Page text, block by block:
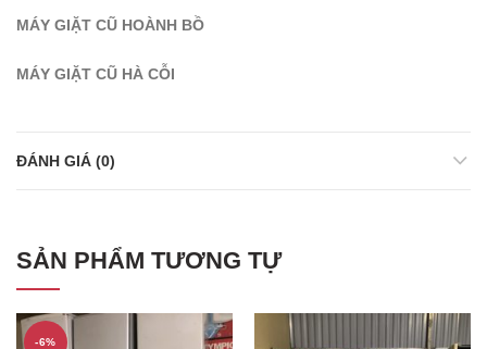
MÁY GIẶT CŨ HOÀNH BỒ
MÁY GIẶT CŨ HÀ CỖI
ĐÁNH GIÁ (0)
SẢN PHẨM TƯƠNG TỰ
-6%